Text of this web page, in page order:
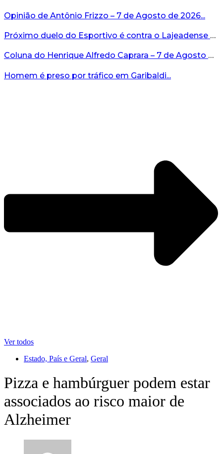
Opinião de Antônio Frizzo – 7 de Agosto de 2026...
Próximo duelo do Esportivo é contra o Lajeadense no domingo, 9 de agosto...
Coluna do Henrique Alfredo Caprara – 7 de Agosto de 2026...
Homem é preso por tráfico em Garibaldi...
Ver todos
Estado, País e Geral, Geral
Pizza e hambúrguer podem estar
associados ao risco maior de
Alzheimer